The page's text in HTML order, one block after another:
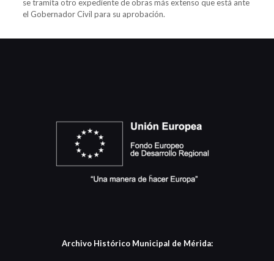
se tramita otro expediente de obras más extenso que está ante
el Gobernador Civil para su aprobación.
Archivo Histórico Municipal de Mérida: